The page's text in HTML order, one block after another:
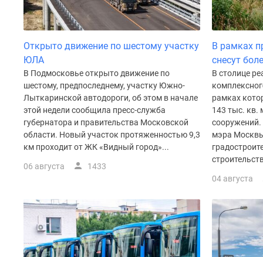
Рассрочка
Траншевая
ипотека
коттеджи
Коттеджные
поселки
Новой
Москве
Готовые
коттеджные
Строящиеся
Коттеджные
Коттеджные
Открыто движение по шестому участку
ЮЛА
В Подмосковье открыто движение по
шестому, предпоследнему, участку Южно-
Лыткаринской автодороги, об этом в начале
этой недели сообщила пресс-служба
губернатора и правительства Московской
области. Новый участок протяженностью 9,3
км проходит от ЖК «Видный город»...
06 августа 1433
В рамках
снесут
В столице
рамках
143 тыс. кв.
сооружений.
мэра
04 августа